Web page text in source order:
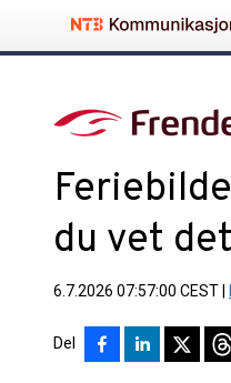
du vet det
6.7.2026 07:57:00 CEST
Del